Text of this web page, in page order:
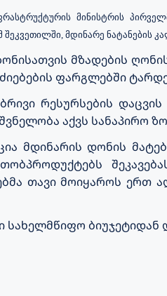
მინისტრის
მდინარე ნატანების
მზადების
ფარგლებში
რესურსების
აქვს სანაპირო
მდინარის დონის
თავი მოიყაროს ერთ
სახელმწიფო